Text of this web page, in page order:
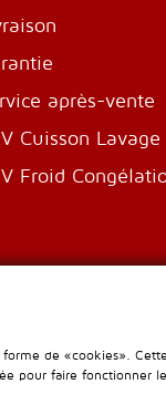
après-vente
Cuisson Lavage
Froid
de «cookies».
pour faire fonctionner